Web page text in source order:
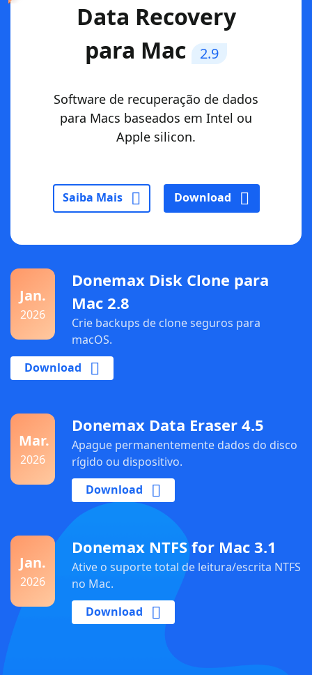
Data Recovery
para Mac
2.9
Software de recuperação de dados
para Macs baseados em Intel ou
Apple silicon.
Saiba Mais Download
Jan.
2026
Donemax Disk Clone para
Mac 2.8
Crie backups de clone seguros para
macOS.
Download
Mar.
2026
Donemax Data Eraser 4.5
Apague permanentemente dados do disco
rígido ou dispositivo.
Download
Jan.
2026
Donemax NTFS for Mac 3.1
Ative o suporte total de leitura/escrita NTFS
no Mac.
Download